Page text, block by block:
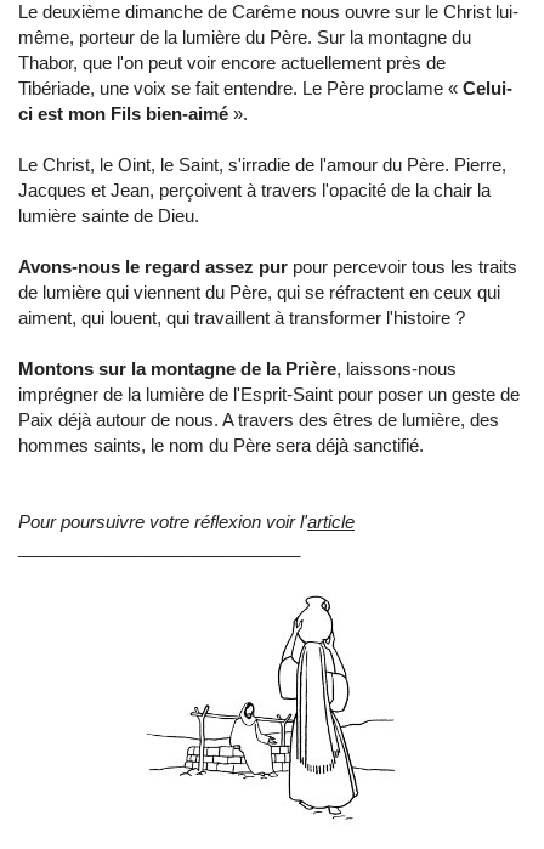
Le deuxième dimanche de Carême nous ouvre sur le Christ lui-
même, porteur de la lumière du Père. Sur la montagne du
Thabor, que l'on peut voir encore actuellement près de
Tibériade, une voix se fait entendre. Le Père proclame « Celui-
ci est mon Fils bien-aimé ».
Le Christ, le Oint, le Saint, s'irradie de l'amour du Père. Pierre,
Jacques et Jean, perçoivent à travers l'opacité de la chair la
lumière sainte de Dieu.
Avons-nous le regard assez pur pour percevoir tous les traits
de lumière qui viennent du Père, qui se réfractent en ceux qui
aiment, qui louent, qui travaillent à transformer l'histoire ?
Montons sur la montagne de la Prière, laissons-nous
imprégner de la lumière de l'Esprit-Saint pour poser un geste de
Paix déjà autour de nous. A travers des êtres de lumière, des
hommes saints, le nom du Père sera déjà sanctifié.
Pour poursuivre votre réflexion voir l'article